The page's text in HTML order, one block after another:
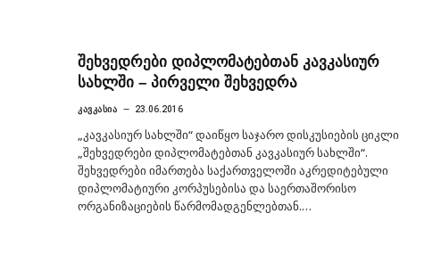
შეხვედრები დიპლომატებთან კავკასიურ
სახლში – პირველი შეხვედრა
ᲙᲐᲕᲙᲐᲡᲘᲐ 23.06.2016
„კავკასიურ სახლში“ დაიწყო საჯარო დისკუსიების ციკლი
„შეხვედრები დიპლომატებთან კავკასიურ სახლში“.
შეხვედრები იმართება საქართველოში აკრედიტებული
დიპლომატიური კორპუსებისა და საერთაშორისო
ორგანიზაციების წარმომადგენლებთან.…